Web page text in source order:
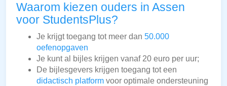
Waarom kiezen ouders in Assen
voor StudentsPlus?
Je krijgt toegang tot meer dan 50.000
oefenopgaven
Je kunt al bijles krijgen vanaf 20 euro per uur;
De bijlesgevers krijgen toegang tot een
didactisch platform voor optimale ondersteuning